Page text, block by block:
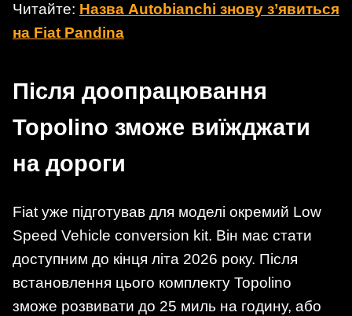
Читайте: Назва Autobianchi знову з’явиться
на Fiat Pandina
Після доопрацювання
Topolino зможе виїжджати
на дороги
Fiat уже підготував для моделі окремий Low
Speed Vehicle conversion kit. Він має стати
доступним до кінця літа 2026 року. Після
встановлення цього комплекту Topolino
зможе розвивати до 25 миль на годину, або